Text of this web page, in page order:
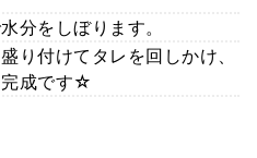
分をしぼります。
り付けてタレを回しかけ、
完成です☆